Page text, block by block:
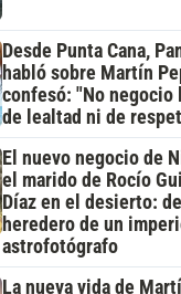
Desde Punta Cana,
habló sobre Martín
confesó: "No negocio
de lealtad ni de
El nuevo negocio de
el marido de Rocío
Díaz en el desierto: de
heredero de un
astrofotógrafo
La nueva vida de